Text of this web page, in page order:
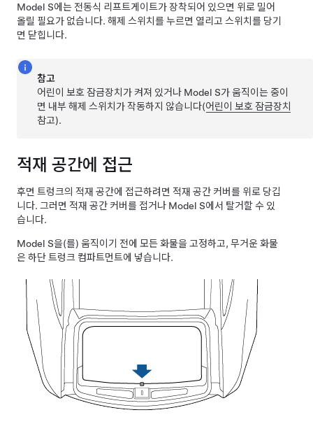
Model S에는 전동식 리프트게이트가 장착되어 있으면 위로 밀어
올릴 필요가 없습니다. 해제 스위치를 누르면 열리고 스위치를 당기
면 닫힙니다.
참고
어린이 보호 잠금장치가 켜져 있거나 Model S가 움직이는 중이
면 내부 해제 스위치가 작동하지 않습니다(어린이 보호 잠금장치
참고).
적재 공간에 접근
후면 트렁크의 적재 공간에 접근하려면 적재 공간 커버를 위로 당깁
니다. 그러면 적재 공간 커버를 접거나 Model S에서 탈거할 수 있
습니다.
Model S을(를) 움직이기 전에 모든 화물을 고정하고, 무거운 화물
은하단트렁크 컴파트먼트에 넣습니다.